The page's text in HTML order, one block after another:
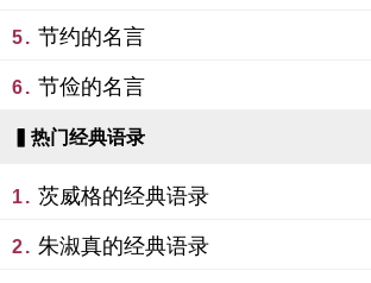
5. 节约的名言
6. 节俭的名言
▍热门经典语录
1. 茨威格的经典语录
2. 朱淑真的经典语录